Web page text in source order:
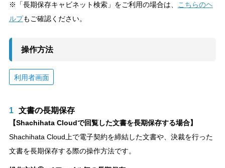
※「長期保存キャビネット検索」をご利用の場合は、 こちらのヘ
ルプもご確認ください。
操作方法
利用者画面
1 文書の長期保存
【Shachihata Cloudで回覧した文書を長期保存する場合】
Shachihata Cloud上で電子契約を締結した文書や、決裁を行った
文書を長期保存する際の操作方法です。